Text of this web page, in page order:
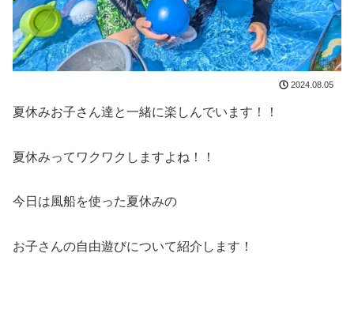
2024.08.05
夏休みお子さん達と一緒に楽しんでいます！！
夏休みってワクワクしますよね！！
今日は風船を使った夏休みの
お子さんの自由遊びについて紹介します！